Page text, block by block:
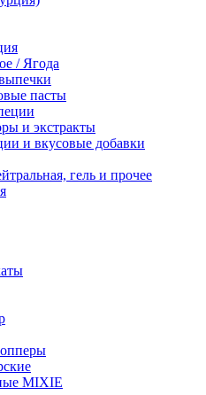
/ Ягода
пасты
и экстракты
и вкусовые добавки
гель и прочее
MIXIE